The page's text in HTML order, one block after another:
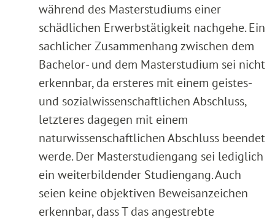
während des Masterstudiums einer
schädlichen Erwerbstätigkeit nachgehe. Ein
sachlicher Zusammenhang zwischen dem
Bachelor- und dem Masterstudium sei nicht
erkennbar, da ersteres mit einem geistes-
und sozialwissenschaftlichen Abschluss,
letzteres dagegen mit einem
naturwissenschaftlichen Abschluss beendet
werde. Der Masterstudiengang sei lediglich
ein weiterbildender Studiengang. Auch
seien keine objektiven Beweisanzeichen
erkennbar, dass T das angestrebte